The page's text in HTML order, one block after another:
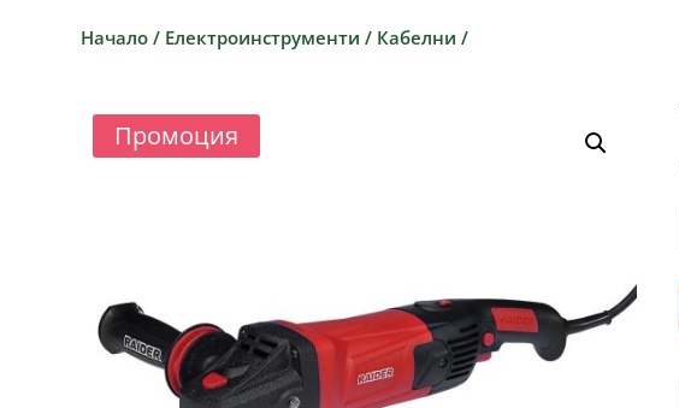
Начало / Електроинструменти / Кабелни /
Промоция